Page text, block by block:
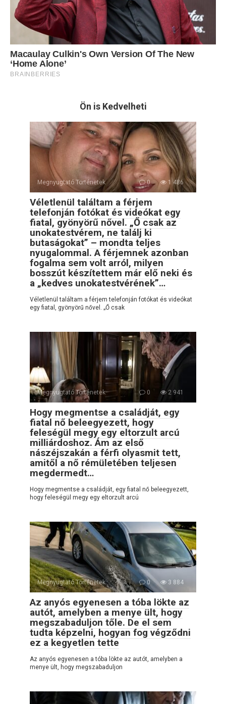
Ön is Kedvelheti
Megnyugtató Történetek 0 1 486
Véletlenül találtam a férjem
telefonján fotókat és videókat egy
fiatal, gyönyörű nővel. „Ő csak az
unokatestvérem, ne találj ki
butaságokat” – mondta teljes
nyugalommal. A férjemnek azonban
fogalma sem volt arról, milyen
bosszút készítettem már elő neki és
a „kedves unokatestvérének”…
Véletlenül találtam a férjem telefonján fotókat és videókat
egy fiatal, gyönyörű nővel. „Ő csak
Megnyugtató Történetek 0 2 941
Hogy megmentse a családját, egy
fiatal nő beleegyezett, hogy
feleségül megy egy eltorzult arcú
milliárdoshoz. Ám az első
nászéjszakán a férfi olyasmit tett,
amitől a nő rémületében teljesen
megdermedt…
Hogy megmentse a családját, egy fiatal nő beleegyezett,
hogy feleségül megy egy eltorzult arcú
Megnyugtató Történetek 0 3 884
Az anyós egyenesen a tóba lökte az
autót, amelyben a menye ült, hogy
megszabaduljon tőle. De el sem
tudta képzelni, hogyan fog végződni
ez a kegyetlen tette
Az anyós egyenesen a tóba lökte az autót, amelyben a
menye ült, hogy megszabaduljon